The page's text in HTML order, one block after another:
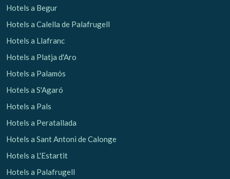
Hotels a Begur
Hotels a Calella de Palafrugell
Hotels a Llafranc
Hotels a Platja d'Aro
Hotels a Palamós
Hotels a S'Agaró
Hotels a Pals
Hotels a Peratallada
Hotels a Sant Antoni de Calonge
Hotels a L'Estartit
Hotels a Palafrugell
navegador podent, si així ho desitja, impedir que siguin
compte que aquesta acció podrà ocasionar dificultats de
Analítiques i personalització
Permeten fer el seguiment i l'anàlisi del comportament
mitjançant aquest tipus de cookies s'utilitza en el
perfils de navegació dels usuaris per introduir millores en
servei. Permeten desar la informació de preferència de
una millor experiència a través de productes recomanats.
Marketing i publicitat